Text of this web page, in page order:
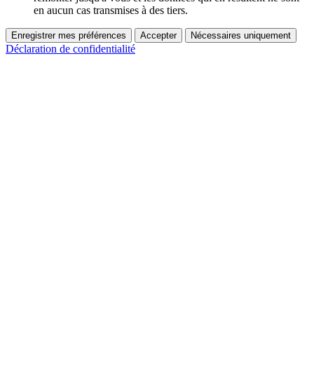
en aucun cas transmises à des tiers.
Enregistrer mes préférences Accepter Nécessaires uniquement
Déclaration de confidentialité